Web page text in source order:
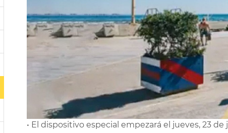
• El dispositivo especial empezará el jueves, 23